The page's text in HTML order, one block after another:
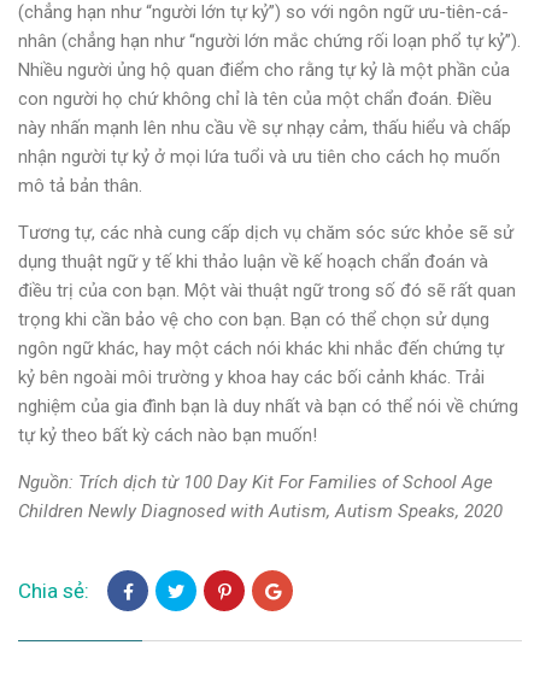
(chẳng hạn như “người lớn tự kỷ”) so với ngôn ngữ ưu-tiên-cá-
nhân (chẳng hạn như “người lớn mắc chứng rối loạn phổ tự kỷ”).
Nhiều người ủng hộ quan điểm cho rằng tự kỷ là một phần của
con người họ chứ không chỉ là tên của một chẩn đoán. Điều
này nhấn mạnh lên nhu cầu về sự nhạy cảm, thấu hiểu và chấp
nhận người tự kỷ ở mọi lứa tuổi và ưu tiên cho cách họ muốn
mô tả bản thân.
Tương tự, các nhà cung cấp dịch vụ chăm sóc sức khỏe sẽ sử
dụng thuật ngữ y tế khi thảo luận về kế hoạch chẩn đoán và
điều trị của con bạn. Một vài thuật ngữ trong số đó sẽ rất quan
trọng khi cần bảo vệ cho con bạn. Bạn có thể chọn sử dụng
ngôn ngữ khác, hay một cách nói khác khi nhắc đến chứng tự
kỷ bên ngoài môi trường y khoa hay các bối cảnh khác. Trải
nghiệm của gia đình bạn là duy nhất và bạn có thể nói về chứng
tự kỷ theo bất kỳ cách nào bạn muốn!
Nguồn: Trích dịch từ 100 Day Kit For Families of School Age
Children Newly Diagnosed with Autism, Autism Speaks, 2020
Chia sẻ: